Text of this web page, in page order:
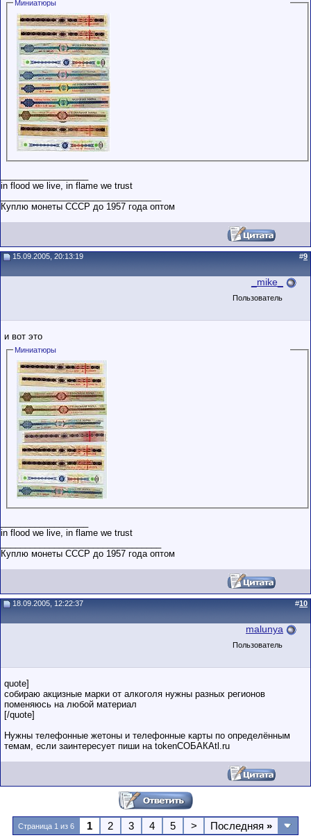
Миниатюры
in flood we live, in flame we trust
Куплю монеты СССР до 1957 года оптом
15.09.2005, 20:13:19 #9
_mike_
Пользователь
и вот это
Миниатюры
in flood we live, in flame we trust
Куплю монеты СССР до 1957 года оптом
18.09.2005, 12:22:37 #10
malunya
Пользователь
quote]
собираю акцизные марки от алкоголя нужны разных регионов
поменяюсь на любой материал
[/quote]
Нужны телефонные жетоны и телефонные карты по определённым
темам, если заинтересует пиши на tokenСОБАКАtl.ru
Страница 1 из 6 1 2 3 4 5 > Последняя »